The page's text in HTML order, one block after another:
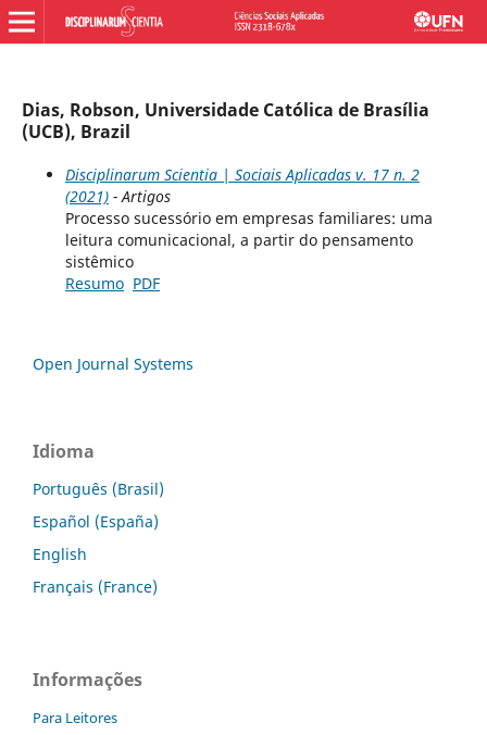
Dias, Robson, Universidade Católica de Brasília
(UCB), Brazil
Disciplinarum Scientia | Sociais Aplicadas v. 17 n. 2
(2021)- Artigos
Processo sucessório em empresas familiares: uma
leitura comunicacional, a partir do pensamento
sistêmico
Resumo PDF
Open Journal Systems
Idioma
Português (Brasil)
Español (España)
English
Français (France)
Informações
Para Leitores